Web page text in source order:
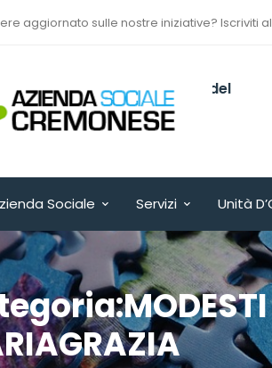
aggiornato sulle nostre iniziative? Iscriviti
Via Sant’Antonio del
Fuoco n. 9/A
Cremona - ITALY
Sociale Servizi Unità